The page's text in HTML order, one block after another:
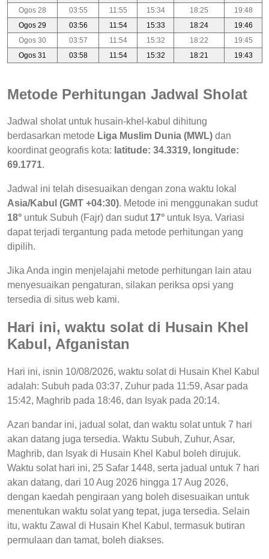
Ogos 28
03:55 11:55 15:34 18:25
19:48
Ogos 29
03:56 11:54 15:33 18:24
19:46
Ogos 30
03:57 11:54 15:32 18:22
19:45
Ogos 31
03:58 11:54 15:32 18:21 19:43
Metode Perhitungan Jadwal Sholat
Jadwal sholat untuk husain-khel-kabul dihitung
berdasarkan metode Liga Muslim Dunia (MWL) dan
koordinat geografis kota: latitude: 34.3319, longitude:
69.1771.
Jadwal ini telah disesuaikan dengan zona waktu lokal
Asia/Kabul (GMT +04:30). Metode ini menggunakan sudut
18° untuk Subuh (Fajr) dan sudut 17° untuk Isya. Variasi
dapat terjadi tergantung pada metode perhitungan yang
dipilih.
Jika Anda ingin menjelajahi metode perhitungan lain atau
menyesuaikan pengaturan, silakan periksa opsi yang
tersedia di situs web kami.
Hari ini, waktu solat di Husain Khel
Kabul, Afganistan
Hari ini, isnin 10/08/2026, waktu solat di Husain Khel Kabul
adalah: Subuh pada 03:37, Zuhur pada 11:59, Asar pada
15:42, Maghrib pada 18:46, dan Isyak pada 20:14.
Azan bandar ini, jadual solat, dan waktu solat untuk 7 hari
akan datang juga tersedia. Waktu Subuh, Zuhur, Asar,
Maghrib, dan Isyak di Husain Khel Kabul boleh dirujuk.
Waktu solat hari ini, 25 Safar 1448, serta jadual untuk 7 hari
akan datang, dari 10 Aug 2026 hingga 17 Aug 2026,
dengan kaedah pengiraan yang boleh disesuaikan untuk
menentukan waktu solat yang tepat, juga tersedia. Selain
itu, waktu Zawal di Husain Khel Kabul, termasuk butiran
permulaan dan tamat, boleh diakses.